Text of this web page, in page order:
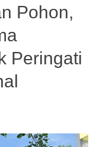
Pohon,
Peringati